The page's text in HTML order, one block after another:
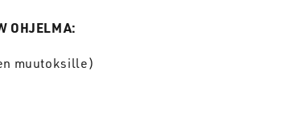
OHJELMA:
muutoksille)